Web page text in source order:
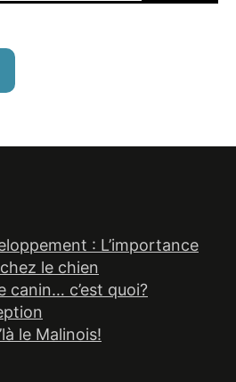
: L’importance
le chien
canin… c’est quoi?
le Malinois!